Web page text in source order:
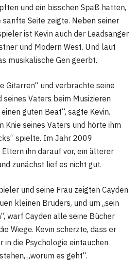
und ein bisschen Spaß hatten,
sanfte Seite zeigte. Neben seiner
ist Kevin auch der Leadsänger
und Modern West. Und laut
musikalische Gen geerbt.
Gitarren“ und verbrachte seine
seines Vaters beim Musizieren
guten Beat“, sagte Kevin.
Knie seines Vaters und hörte ihm
spielte. Im Jahr 2009
ihn darauf vor, ein älterer
zunächst lief es nicht gut.
und seine Frau zeigten Cayden
kleinen Bruders, und um „sein
warf Cayden alle seine Bücher
Wiege. Kevin scherzte, dass er
in die Psychologie eintauchen
„worum es geht“.